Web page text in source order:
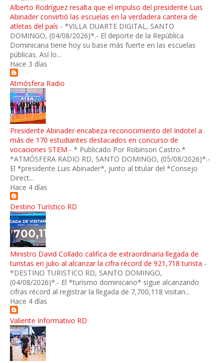
Alberto Rodríguez resalta que el impulso del presidente Luis
Abinader convirtió las escuelas en la verdadera cantera de
atletas del país - *VILLA DUARTE DIGITAL, SANTO
DOMINGO, (04/08/2026)*.- El deporte de la República
Dominicana tiene hoy su base más fuerte en las escuelas
públicas. Así lo...
Hace 3 días
Atmósfera Radio
Presidente Abinader encabeza reconocimiento del Indotel a
más de 170 estudiantes destacados en concurso de
vocaciones STEM - * Publicado Por Robinson Castro.*
*ATMÓSFERA RADIO RD, SANTO DOMINGO, (05/08/2026)*.-
El *presidente Luis Abinader*, junto al titular del *Consejo
Direct...
Hace 4 días
Destino Turístico RD
Ministro David Collado califica de extraordinaria llegada de
turistas en julio al alcanzar la cifra récord de 921,718 turista -
*DESTINO TURISTICO RD, SANTO DOMINGO,
(04/08/2026)*.- El *turismo dominicano* sigue alcanzando
cifras récord al registrar la llegada de 7,700,118 visitan...
Hace 4 días
Valiente Informativo RD